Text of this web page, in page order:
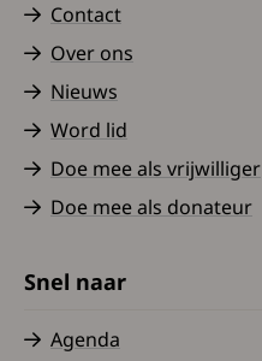
Contact
Over ons
Nieuws
Word lid
Doe mee als vrijwilliger
Doe mee als donateur
Snel naar
Agenda